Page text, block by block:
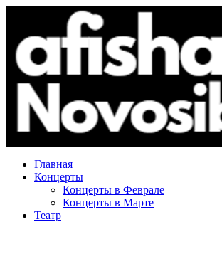
Главная
Концерты
Концерты в Феврале
Концерты в Марте
Театр